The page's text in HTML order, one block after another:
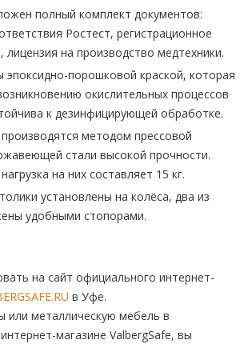
полный комплект документов:
Ростест, регистрационное
лицензия на производство медтехники.
порошковой краской, которая
окислительных процессов
к дезинфицирующей обработке.
методом прессовой
стали высокой прочности.
на них составляет 15 кг.
установлены на колёса, два из
удобными стопорами.
на сайт официального интернет-
в Уфе.
или металлическую мебель в
магазине ValbergSafe, вы